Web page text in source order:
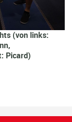
(von links:
Picard)